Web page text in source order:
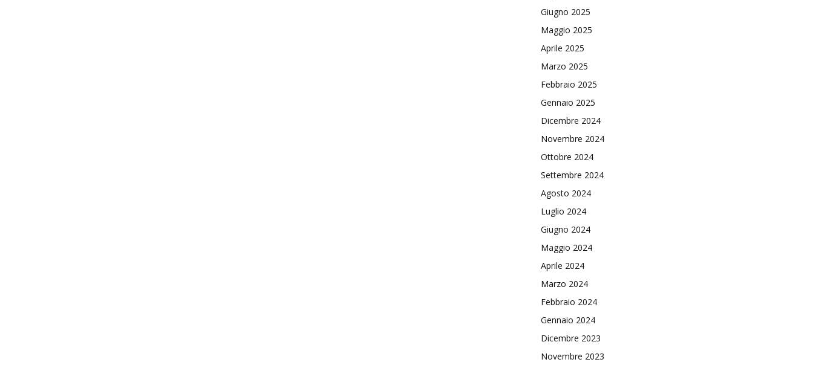
Giugno 2025
Maggio 2025
Aprile 2025
Marzo 2025
Febbraio 2025
Gennaio 2025
Dicembre 2024
Novembre 2024
Ottobre 2024
Settembre 2024
Agosto 2024
Luglio 2024
Giugno 2024
Maggio 2024
Aprile 2024
Marzo 2024
Febbraio 2024
Gennaio 2024
Dicembre 2023
Novembre 2023